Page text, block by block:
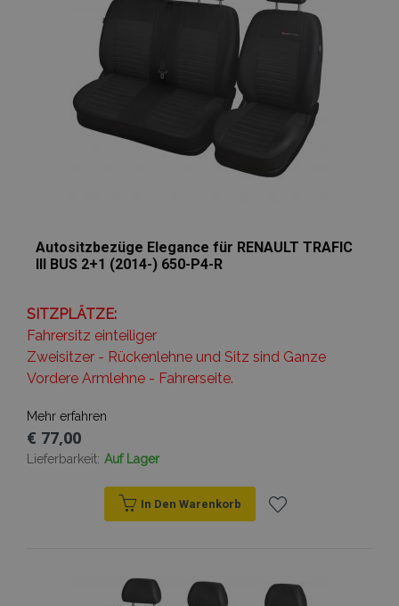
Autositzbezüge Elegance für RENAULT TRAFIC
III BUS 2+1 (2014-) 650-P4-R
SITZPLÄTZE:
Fahrersitz einteiliger
Zweisitzer - Rückenlehne und Sitz sind Ganze
Vordere Armlehne - Fahrerseite.
Mehr erfahren
€ 77,00
Lieferbarkeit: Auf Lager
In Den Warenkorb